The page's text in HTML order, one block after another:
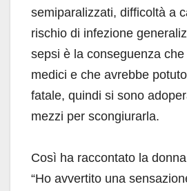
semiparalizzati, difficoltà a
rischio di infezione
sepsi è la conseguenza
medici e che avrebbe
fatale, quindi si sono
mezzi per scongiurarla.
Così ha raccontato la
“Ho avvertito una